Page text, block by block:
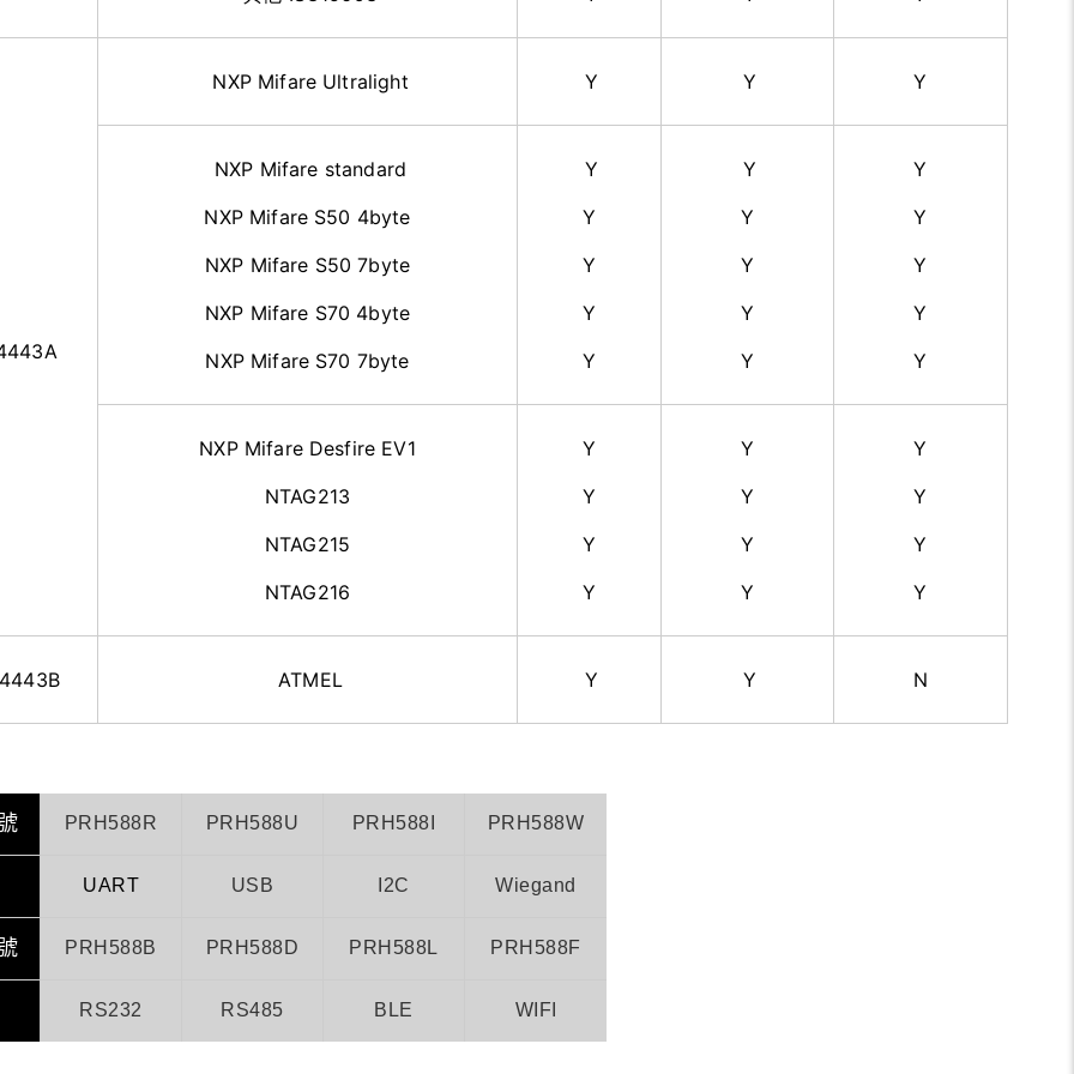
NXP Mifare Ultralight Y Y Y
NXP Mifare standard
NXP Mifare S50 4byte
NXP Mifare S50 7byte
NXP Mifare S70 4byte
NXP Mifare S70 7byte
Y
Y
Y
Y
Y
Y
Y
Y
Y
Y
Y
Y
Y
Y
Y
NXP Mifare Desfire EV1
NTAG213
NTAG215
NTAG216
Y
Y
Y
Y
Y
Y
Y
Y
Y
Y
Y
Y
ATMEL Y Y N
PRH588R PRH588U PRH588I PRH588W
UART USB I2C Wiegand
PRH588B PRH588D PRH588L PRH588F
RS232 RS485 BLE WIFI